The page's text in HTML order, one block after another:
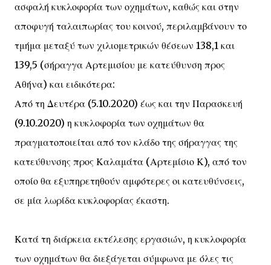
ασφαλή κυκλοφορία των οχημάτων, καθώς και στην
αποφυγή ταλαιπωρίας του κοινού, περιλαμβάνουν το
τμήμα μεταξύ των χιλιομετρικών θέσεων 138,1 και
139,5 (σήραγγα Αρτεμισίου με κατεύθυνση προς
Αθήνα) και ειδικότερα:
Από τη Δευτέρα (5.10.2020) έως και την Παρασκευή
(9.10.2020) η κυκλοφορία των οχημάτων θα
πραγματοποιείται από τον κλάδο της σήραγγας της
κατεύθυνσης προς Καλαμάτα (Αρτεμίσιο Κ), από τον
οποίο θα εξυπηρετηθούν αμφότερες οι κατευθύνσεις,
σε μία λωρίδα κυκλοφορίας έκαστη.
Κατά τη διάρκεια εκτέλεσης εργασιών, η κυκλοφορία
των οχημάτων θα διεξάγεται σύμφωνα με όλες τις